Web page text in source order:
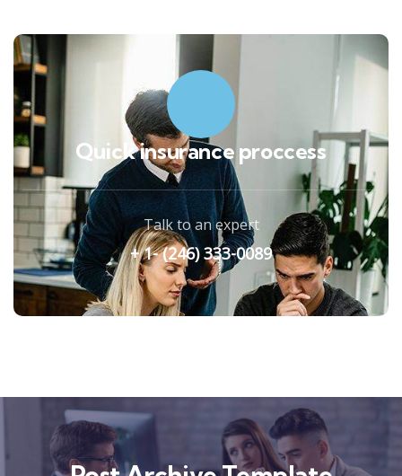
Quick insurance proccess
Talk to an expert
+ 1- (246) 333-0089